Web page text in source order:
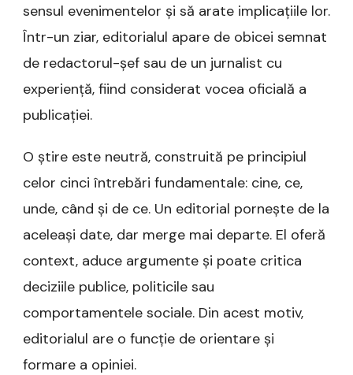
sensul evenimentelor și să arate implicațiile lor.
Într-un ziar, editorialul apare de obicei semnat
de redactorul-șef sau de un jurnalist cu
experiență, fiind considerat vocea oficială a
publicației.
O știre este neutră, construită pe principiul
celor cinci întrebări fundamentale: cine, ce,
unde, când și de ce. Un editorial pornește de la
aceleași date, dar merge mai departe. El oferă
context, aduce argumente și poate critica
deciziile publice, politicile sau
comportamentele sociale. Din acest motiv,
editorialul are o funcție de orientare și
formare a opiniei.